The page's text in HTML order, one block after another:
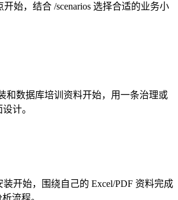
开始，结合 /scenarios 选择合适的业务小
和数据库培训资料开始，用一条治理或
计。
装开始，围绕自己的 Excel/PDF 资料完成
流程。